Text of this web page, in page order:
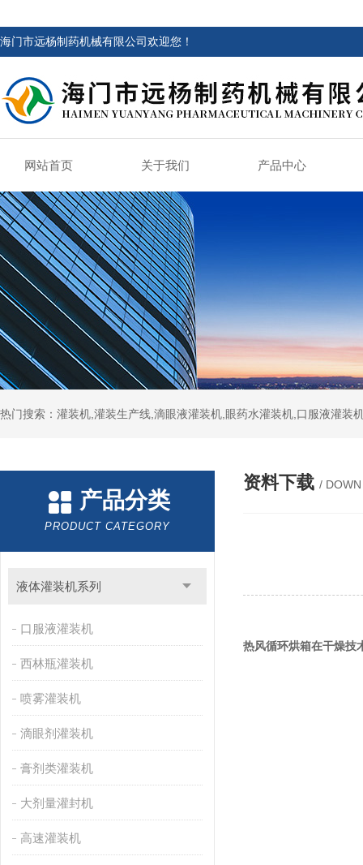
海门市远杨制药机械有限公司欢迎您！
网站首页 关于我们 产品中心
热门搜索：灌装机,灌装生产线,滴眼液灌装机,眼药水灌装机,口服液灌装
产品分类
PRODUCT CATEGORY
液体灌装机系列
口服液灌装机
西林瓶灌装机
喷雾灌装机
滴眼剂灌装机
膏剂类灌装机
大剂量灌封机
高速灌装机
资料下载 / DOWN
热风循环烘箱在干燥技